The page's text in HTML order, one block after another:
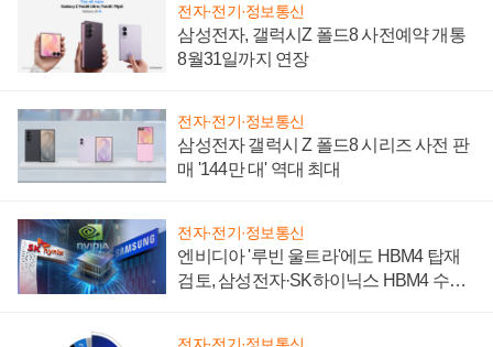
전자·전기·정보통신
삼성전자, 갤럭시Z 폴드8 사전예약 개통
8월31일까지 연장
전자·전기·정보통신
삼성전자 갤럭시 Z 폴드8 시리즈 사전 판
매 '144만 대' 역대 최대
전자·전기·정보통신
엔비디아 '루빈 울트라'에도 HBM4 탑재
검토, 삼성전자·SK하이닉스 HBM4 수율
전자·전기·정보통신